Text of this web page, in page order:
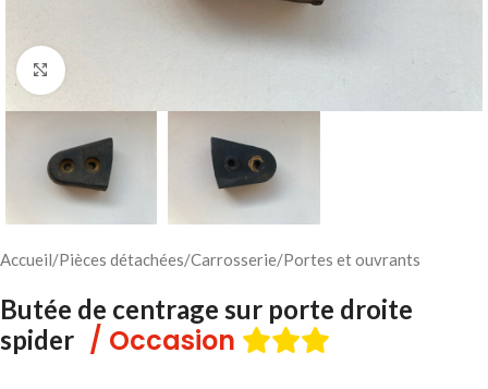
Cliquez pour agrandir
Accueil/Pièces détachées/Carrosserie/Portes et ouvrants
Butée de centrage sur porte droite
spider / Occasion